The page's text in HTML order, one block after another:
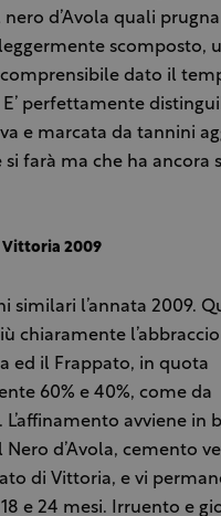
d’Avola quali
scomposto,
dato il
perfettamente
e marcata da tannini
si farà ma che ha ancora
Vittoria 2009
similari l’annata 2009.
chiaramente
ed il Frappato, in quota
60% e 40%, come da
L’affinamento avviene in
Nero d’Avola, cemento
di Vittoria, e vi
e 24 mesi. Irruento e